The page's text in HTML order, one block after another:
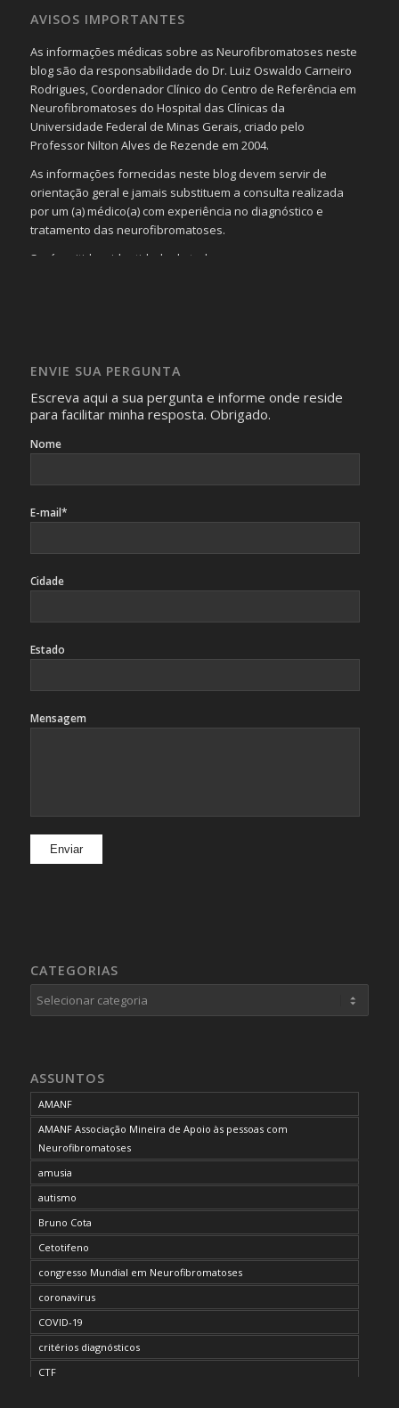
AVISOS IMPORTANTES
As informações médicas sobre as Neurofibromatoses neste
blog são da responsabilidade do Dr. Luiz Oswaldo Carneiro
Rodrigues, Coordenador Clínico do Centro de Referência em
Neurofibromatoses do Hospital das Clínicas da
Universidade Federal de Minas Gerais, criado pelo
Professor Nilton Alves de Rezende em 2004.
As informações fornecidas neste blog devem servir de
orientação geral e jamais substituem a consulta realizada
por um (a) médico(a) com experiência no diagnóstico e
tratamento das neurofibromatoses.
Será omitida a identidade de todas as pessoas que
identificação da pessoa fotografada.
ENVIE SUA PERGUNTA
Escreva aqui a sua pergunta e informe onde reside
para facilitar minha resposta. Obrigado.
Nome
E-mail*
Cidade
Estado
Mensagem
CATEGORIAS
Categorias
ASSUNTOS
AMANF
AMANF Associação Mineira de Apoio às pessoas com
Neurofibromatoses
amusia
autismo
Bruno Cota
Cetotifeno
congresso Mundial em Neurofibromatoses
coronavirus
COVID-19
critérios diagnósticos
CTF